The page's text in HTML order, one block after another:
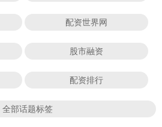
配资世界网
股市融资
配资排行
全部话题标签